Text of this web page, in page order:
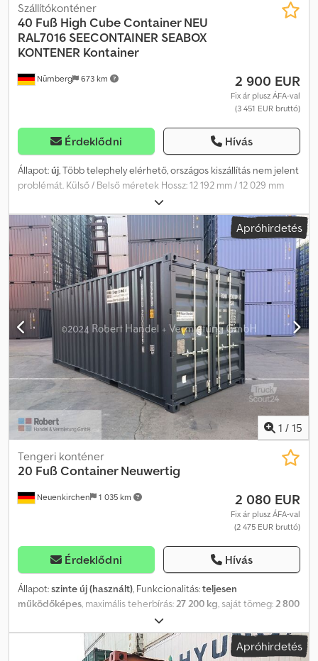
Nürnberg 673 km
Szállítókonténer
40 Fuß High Cube Container NEU
RAL7016 SEECONTAINER SEABOX
KONTENER Kontainer
2 900 EUR
Fix ár plusz ÁFA-val
(3 451 EUR bruttó)
Érdeklődni Hívás
Állapot:új, Több telephely elérhető, országos kiszállítás nem jelent
problémát. Külső / Belső méretek Hossz: 12 192 mm / 12 029 mm
Szélesség: 2 438 mm / 2 350 mm Magasság: 2 591 mm / 2 380 mm
Ajtóméretek Szélesség: 2 340 mm Magasság: 2 276 mm Dsdpfox
Tqt Ijx Aavswa Súlytáblázat Üres súly: 3 780 kg Össztömeg: 30 480
kg Raklaphelyek: 24 db Térfogat: 67,7 m³ Minden méret
tájékoztató jellegű. Az értékek eltérhetnek. A 40 lábas standard
konténer univerzálisan használható, és a világ egyik
legkeresettebb áruszállító konténere. Általában acélból készül,
kívülről újrafestve a környezeti károk minimalizálása érdekében.
Stabilitásának és mobilitásának köszönhetően nélkülözhetetlen a
logisztikai szektorban. Használható szállítóeszközként, irodának
vagy raktárhelyiségnek, hobbi helyiségként vagy költözési
segédeszközként is. A konténer közvetlenül mobilizálható és
szárazföldön, vízen vagy akár légi úton is A-ból B-be szállítható. Az
áru átrakodása elmarad, mivel a konténert teljes tartalmával
együtt lehet mozgatni. Egy lábbal magasabb és így 30
centiméterrel nagyobb a High Cube változat. Várom szíves
megkeresését! Ashkan Amir Nasri
Apróhirdetés
1 / 15
Neuenkirchen 1 035 km
Tengeri konténer
20 Fuß Container Neuwertig
2 080 EUR
Fix ár plusz ÁFA-val
(2 475 EUR bruttó)
Érdeklődni Hívás
Állapot:szinte új (használt), Funkcionalitás:teljesen
működőképes, maximális teherbírás:27 200 kg, saját tömeg:2 800
, 20 lábas konténer; újszerű állapotban; egy tengeri úton
használt Szél- és vízálló Könnyen mozgatható duplaszárnyas ajtók
Fapadló Érvényes CSC-táblával EOD-ajtók kérésre MűszakiApróhirdetés